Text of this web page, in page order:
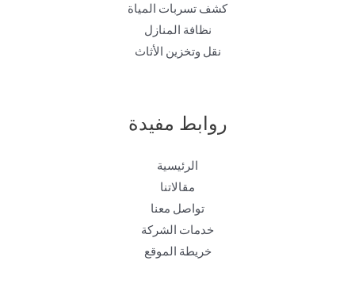
كشف تسربات المياة
نظافة المنازل
نقل وتخزين الأثاث
روابط مفيدة
الرئيسية
مقالاتنا
تواصل معنا
خدمات الشركة
خريطة الموقع